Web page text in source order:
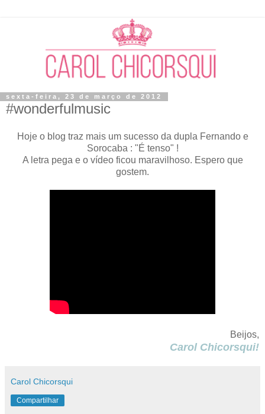
sexta-feira, 23 de março de 2012
#wonderfulmusic
Hoje o blog traz mais um sucesso da dupla Fernando e
Sorocaba : "É tenso" !
A letra pega e o vídeo ficou maravilhoso. Espero que
gostem.
Beijos,
Carol Chicorsqui!
Carol Chicorsqui
Compartilhar